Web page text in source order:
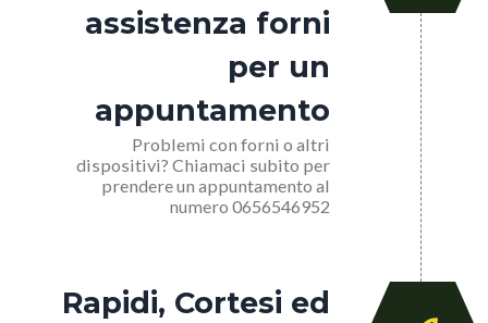
assistenza forni
per un
appuntamento
Problemi con forni o altri
dispositivi? Chiamaci subito per
prendere un appuntamento al
numero 0656546952
Rapidi, Cortesi ed